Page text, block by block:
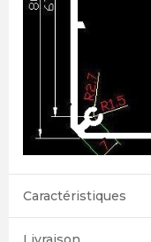
Caractéristiques